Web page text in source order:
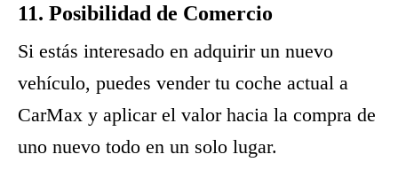
11. Posibilidad de Comercio
Si estás interesado en adquirir un nuevo
vehículo, puedes vender tu coche actual a
CarMax y aplicar el valor hacia la compra de
uno nuevo todo en un solo lugar.